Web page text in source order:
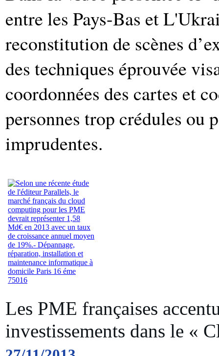
entre les Pays-Bas et
reconstitution de scènes
des techniques éprouvée
coordonnées des cartes et
personnes trop crédules ou
imprudentes.
Les PME françaises
investissements dans le «